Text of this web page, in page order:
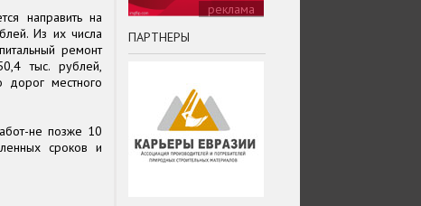
направить на
Из их числа
ремонт
тыс. рублей,
дорог местного
не позже 10
сроков и
реклама
ПАРТНЕРЫ